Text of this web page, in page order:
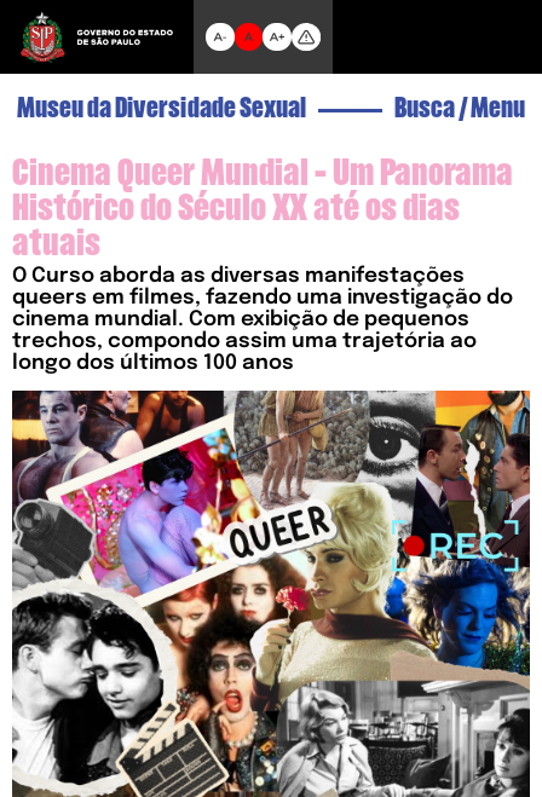
Museu da Diversidade Sexual Busca/Menu
Cinema Queer Mundial - Um Panorama
Histórico do Século XX até os dias
atuais
O Curso aborda as diversas manifestações
queers em filmes, fazendo uma investigação do
cinema mundial. Com exibição de pequenos
trechos, compondo assim uma trajetória ao
longo dos últimos 100 anos